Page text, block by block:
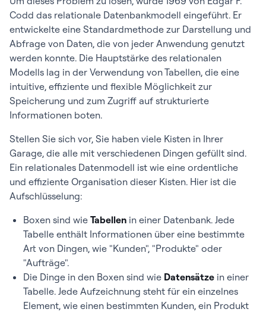
Codd das relationale Datenbankmodell eingeführt. Er
entwickelte eine Standardmethode zur Darstellung und
Abfrage von Daten, die von jeder Anwendung genutzt
werden konnte. Die Hauptstärke des relationalen
Modells lag in der Verwendung von Tabellen, die eine
intuitive, effiziente und flexible Möglichkeit zur
Speicherung und zum Zugriff auf strukturierte
Informationen boten.
Stellen Sie sich vor, Sie haben viele Kisten in Ihrer
Garage, die alle mit verschiedenen Dingen gefüllt sind.
Ein relationales Datenmodell ist wie eine ordentliche
und effiziente Organisation dieser Kisten. Hier ist die
Aufschlüsselung:
Boxen sind wie Tabellen in einer Datenbank. Jede
Tabelle enthält Informationen über eine bestimmte
Art von Dingen, wie "Kunden", "Produkte" oder
"Aufträge".
Die Dinge in den Boxen sind wie Datensätze in einer
Tabelle. Jede Aufzeichnung steht für ein einzelnes
Element, wie einen bestimmten Kunden, ein Produkt